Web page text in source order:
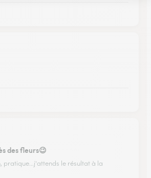
des fleurs😉
pratique...j'attends le résultat à la